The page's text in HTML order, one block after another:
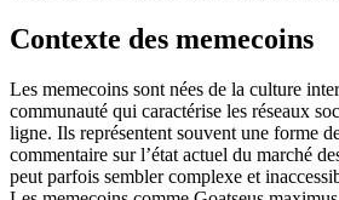
Contexte des memecoins
Les memecoins sont nées de la culture
communauté qui caractérise les réseaux
ligne. Ils représentent souvent une forme
commentaire sur l’état actuel du marché
peut parfois sembler complexe et